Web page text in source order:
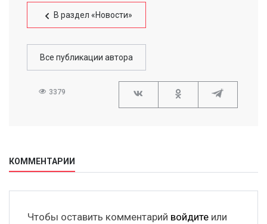
В раздел «Новости»
Все публикации автора
3379
КОММЕНТАРИИ
Чтобы оставить комментарий войдите или